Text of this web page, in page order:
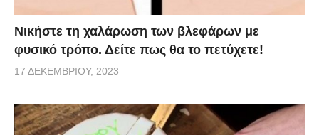
Νικήστε τη χαλάρωση των βλεφάρων με
φυσικό τρόπο. Δείτε πως θα το πετύχετε!
17 ΔΕΚΕΜΒΡΊΟΥ, 2023